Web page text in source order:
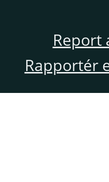
Report
Rapportér